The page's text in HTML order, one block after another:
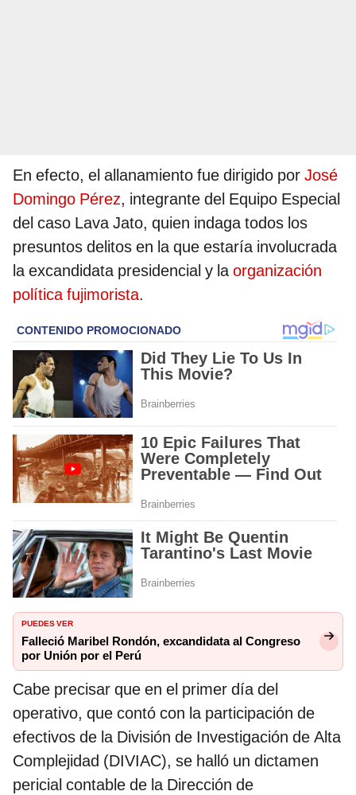
En efecto, el allanamiento fue dirigido por José
Domingo Pérez, integrante del Equipo Especial
del caso Lava Jato, quien indaga todos los
presuntos delitos en la que estaría involucrada
la excandidata presidencial y la organización
política fujimorista.
PUEDES VER
Falleció Maribel Rondón, excandidata al Congreso
por Unión por el Perú
Cabe precisar que en el primer día del
operativo, que contó con la participación de
efectivos de la División de Investigación de Alta
Complejidad (DIVIAC), se halló un dictamen
pericial contable de la Dirección de